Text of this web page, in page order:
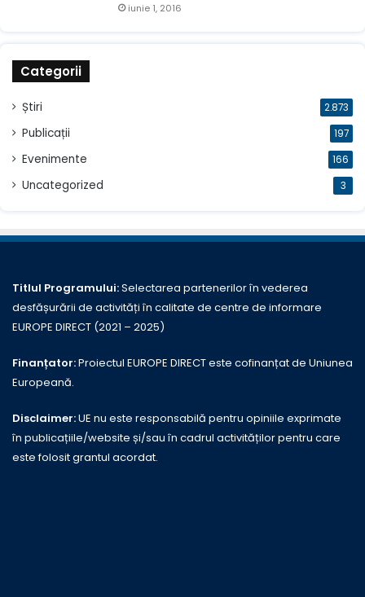
iunie 1, 2016
Categorii
Știri 2.873
Publicații 197
Evenimente 166
Uncategorized 3
Titlul Programului:Selectarea partenerilor în vederea
desfășurării de activități în calitate de centre de informare
EUROPE DIRECT (2021 – 2025)
Finanțator:Proiectul EUROPE DIRECT este cofinanțat de Uniunea
Europeană.
Disclaimer:UE nu este responsabilă pentru opiniile exprimate
în publicațiile/website și/sau în cadrul activităților pentru care
este folosit grantul acordat.